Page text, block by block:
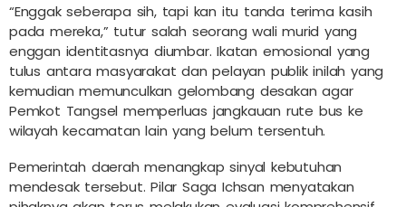
“Enggak seberapa sih, tapi kan itu tanda terima kasih
pada mereka,” tutur salah seorang wali murid yang
enggan identitasnya diumbar. Ikatan emosional yang
tulus antara masyarakat dan pelayan publik inilah yang
kemudian memunculkan gelombang desakan agar
Pemkot Tangsel memperluas jangkauan rute bus ke
wilayah kecamatan lain yang belum tersentuh.
Pemerintah daerah menangkap sinyal kebutuhan
mendesak tersebut. Pilar Saga Ichsan menyatakan